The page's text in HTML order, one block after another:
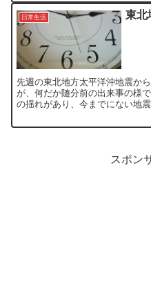
日常生活 東北
先週の東北地方太平洋沖地震か
が、何だか随分前の出来事の様
の揺れがあり、今までにない地
スポン